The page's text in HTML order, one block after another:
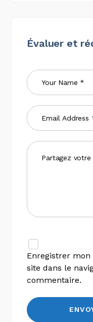
Évaluer et
Enregistrer
site dans le
commentaire.